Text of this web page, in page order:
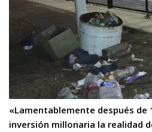
«Lamentablemente después de
inversión millonaria la realidad